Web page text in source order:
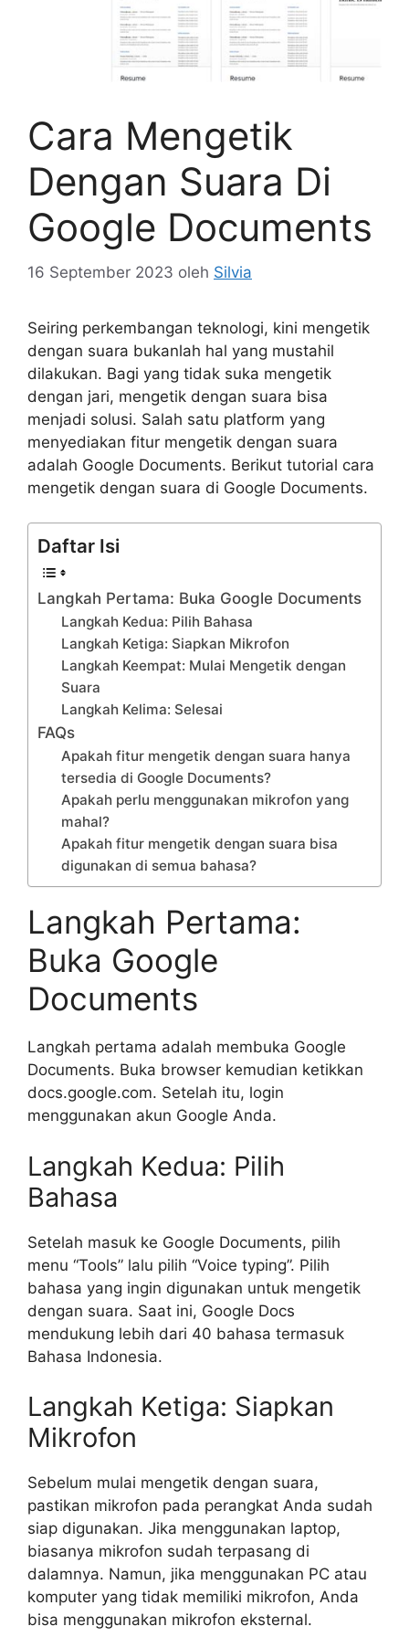
Cara Mengetik
Dengan Suara Di
Google Documents
16 September 2023 oleh Silvia
Seiring perkembangan teknologi, kini mengetik
dengan suara bukanlah hal yang mustahil
dilakukan. Bagi yang tidak suka mengetik
dengan jari, mengetik dengan suara bisa
menjadi solusi. Salah satu platform yang
menyediakan fitur mengetik dengan suara
adalah Google Documents. Berikut tutorial cara
mengetik dengan suara di Google Documents.
Daftar Isi
Langkah Pertama: Buka Google Documents
Langkah Kedua: Pilih Bahasa
Langkah Ketiga: Siapkan Mikrofon
Langkah Keempat: Mulai Mengetik dengan
Suara
Langkah Kelima: Selesai
FAQs
Apakah fitur mengetik dengan suara hanya
tersedia di Google Documents?
Apakah perlu menggunakan mikrofon yang
mahal?
Apakah fitur mengetik dengan suara bisa
digunakan di semua bahasa?
Langkah Pertama:
Buka Google
Documents
Langkah pertama adalah membuka Google
Documents. Buka browser kemudian ketikkan
docs.google.com. Setelah itu, login
menggunakan akun Google Anda.
Langkah Kedua: Pilih
Bahasa
Setelah masuk ke Google Documents, pilih
menu “Tools” lalu pilih “Voice typing”. Pilih
bahasa yang ingin digunakan untuk mengetik
dengan suara. Saat ini, Google Docs
mendukung lebih dari 40 bahasa termasuk
Bahasa Indonesia.
Langkah Ketiga: Siapkan
Mikrofon
Sebelum mulai mengetik dengan suara,
pastikan mikrofon pada perangkat Anda sudah
siap digunakan. Jika menggunakan laptop,
biasanya mikrofon sudah terpasang di
dalamnya. Namun, jika menggunakan PC atau
komputer yang tidak memiliki mikrofon, Anda
bisa menggunakan mikrofon eksternal.